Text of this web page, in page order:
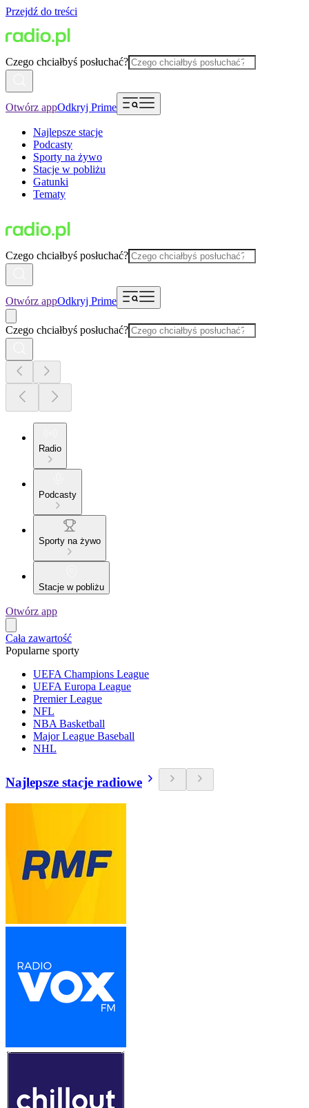
Przejdź do treści
Czego chciałbyś posłuchać?
Otwórz appOdkryj Prime
Najlepsze stacje
Podcasty
Sporty na żywo
Stacje w pobliżu
Gatunki
Tematy
Czego chciałbyś posłuchać?
Otwórz appOdkryj Prime
Czego chciałbyś posłuchać?
Radio
Podcasty
Sporty na żywo
Stacje w pobliżu
Otwórz app
Cała zawartość
Popularne sporty
UEFA Champions League
UEFA Europa League
Premier League
NFL
NBA Basketball
Major League Baseball
NHL
Najlepsze stacje radiowe